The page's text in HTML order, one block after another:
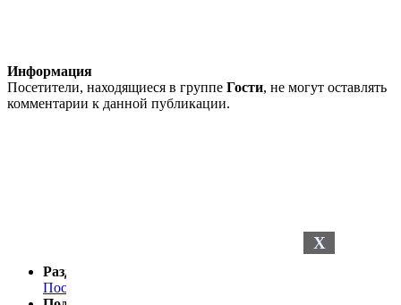
X
Информация
Посетители, находящиеся в группе Гости, не могут оставлять
комментарии к данной публикации.
Разделы сайта
Последние новости